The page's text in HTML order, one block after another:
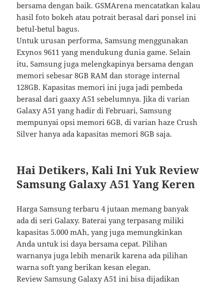
bersama dengan baik. GSMArena mencatatkan kalau
hasil foto bokeh atau potrait berasal dari ponsel ini
betul-betul bagus.
Untuk urusan performa, Samsung menggunakan
Exynos 9611 yang mendukung dunia game. Selain
itu, Samsung juga melengkapinya bersama dengan
memori sebesar 8GB RAM dan storage internal
128GB. Kapasitas memori ini juga jadi pembeda
berasal dari gaaxy A51 sebelumnya. Jika di varian
Galaxy A51 yang hadir di Februari, Samsung
mempunyai opsi memori 6GB, di varian haze Crush
Silver hanya ada kapasitas memori 8GB saja.
Hai Detikers, Kali Ini Yuk Review
Samsung Galaxy A51 Yang Keren
Harga Samsung terbaru 4 jutaan memang banyak
ada di seri Galaxy. Baterai yang terpasang miliki
kapasitas 5.000 mAh, yang juga memungkinkan
Anda untuk isi daya bersama cepat. Pilihan
warnanya juga lebih menarik karena ada pilihan
warna soft yang berikan kesan elegan.
Review Samsung Galaxy A51 ini bisa dijadikan